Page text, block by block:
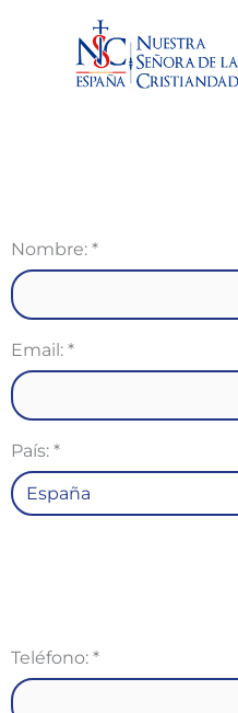
Nombre: *
Email: *
País: *
Teléfono: *